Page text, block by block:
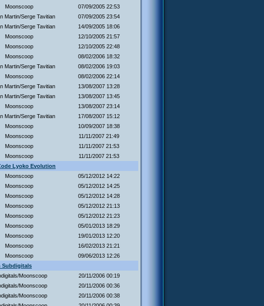
Moonscoop
07/09/2005 22:53
Martin/Serge Tavitian
07/09/2005 23:54
Martin/Serge Tavitian
14/09/2005 18:06
Moonscoop
12/10/2005 21:57
Moonscoop
12/10/2005 22:48
Moonscoop
08/02/2006 18:32
Martin/Serge Tavitian
08/02/2006 19:03
Moonscoop
08/02/2006 22:14
Martin/Serge Tavitian
13/08/2007 13:28
Martin/Serge Tavitian
13/08/2007 13:45
Moonscoop
13/08/2007 23:14
Martin/Serge Tavitian
17/08/2007 15:12
Moonscoop
10/09/2007 18:38
Moonscoop
11/11/2007 21:49
Moonscoop
11/11/2007 21:53
Moonscoop
11/11/2007 21:53
Lyoko Evolution
Moonscoop
05/12/2012 14:22
Moonscoop
05/12/2012 14:25
Moonscoop
05/12/2012 14:28
Moonscoop
05/12/2012 21:13
Moonscoop
05/12/2012 21:23
Moonscoop
05/01/2013 18:29
Moonscoop
19/01/2013 12:20
Moonscoop
16/02/2013 21:21
Moonscoop
09/06/2013 12:26
Subdigitals
Moonscoop
20/11/2006 00:19
Moonscoop
20/11/2006 00:36
Moonscoop
20/11/2006 00:38